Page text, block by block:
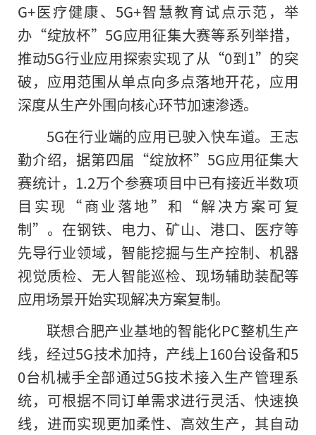
G+医疗健康、5G+智慧教育试点示范，举
办“绽放杯”5G应用征集大赛等系列举措，
推动5G行业应用探索实现了从“0到1”的突
破，应用范围从单点向多点落地开花，应用
深度从生产外围向核心环节加速渗透。
5G在行业端的应用已驶入快车道。王志
勤介绍，据第四届“绽放杯”5G应用征集大
赛统计，1.2万个参赛项目中已有接近半数项
目实现“商业落地”和“解决方案可复
制”。在钢铁、电力、矿山、港口、医疗等
先导行业领域，智能挖掘与生产控制、机器
视觉质检、无人智能巡检、现场辅助装配等
应用场景开始实现解决方案复制。
联想合肥产业基地的智能化PC整机生产
线，经过5G技术加持，产线上160台设备和5
0台机械手全部通过5G技术接入生产管理系
统，可根据不同订单需求进行灵活、快速换
线，进而实现更加柔性、高效生产，其自动